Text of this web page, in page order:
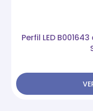
Perfil LED